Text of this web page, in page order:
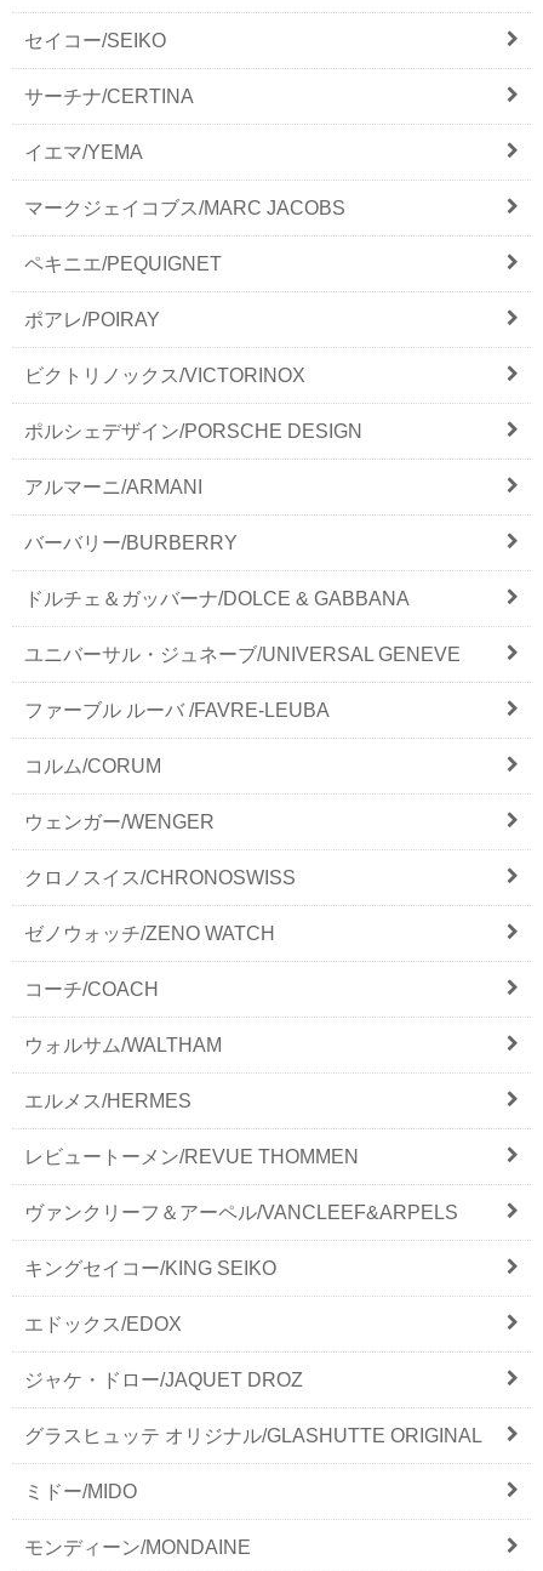
セイコー/SEIKO
サーチナ/CERTINA
イエマ/YEMA
マークジェイコブス/MARC JACOBS
ペキニエ/PEQUIGNET
ポアレ/POIRAY
ビクトリノックス/VICTORINOX
ポルシェデザイン/PORSCHE DESIGN
アルマーニ/ARMANI
バーバリー/BURBERRY
ドルチェ＆ガッバーナ/DOLCE & GABBANA
ユニバーサル・ジュネーブ/UNIVERSAL GENEVE
ファーブル ルーバ /FAVRE-LEUBA
コルム/CORUM
ウェンガー/WENGER
クロノスイス/CHRONOSWISS
ゼノウォッチ/ZENO WATCH
コーチ/COACH
ウォルサム/WALTHAM
エルメス/HERMES
レビュートーメン/REVUE THOMMEN
ヴァンクリーフ＆アーペル/VANCLEEF&ARPELS
キングセイコー/KING SEIKO
エドックス/EDOX
ジャケ・ドロー/JAQUET DROZ
グラスヒュッテ オリジナル/GLASHUTTE ORIGINAL
ミドー/MIDO
モンディーン/MONDAINE